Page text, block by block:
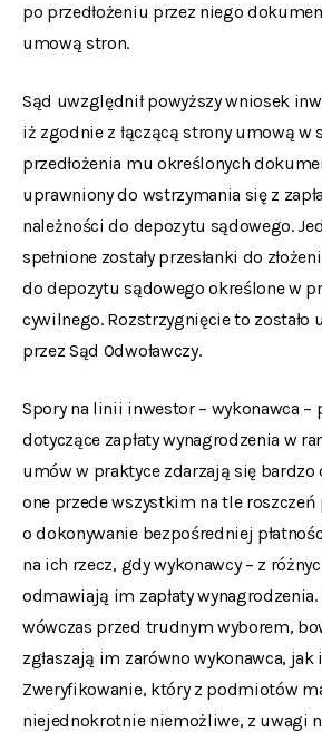
po przedłożeniu przez niego
umową stron.
Sąd uwzględnił powyższy wniosek
iż zgodnie z łączącą strony umową w
przedłożenia mu określonych
uprawniony do wstrzymania się z
należności do depozytu sądowego.
spełnione zostały przesłanki do
do depozytu sądowego określone w
cywilnego. Rozstrzygnięcie to zostało
przez Sąd Odwoławczy.
Spory na linii inwestor – wykonawca –
dotyczące zapłaty wynagrodzenia w
umów w praktyce zdarzają się bardzo
one przede wszystkim na tle
o dokonywanie bezpośredniej
na ich rzecz, gdy wykonawcy – z
odmawiają im zapłaty
wówczas przed trudnym wyborem,
zgłaszają im zarówno wykonawca,
Zweryfikowanie, który z podmiotów
niejednokrotnie niemożliwe, z uwagi